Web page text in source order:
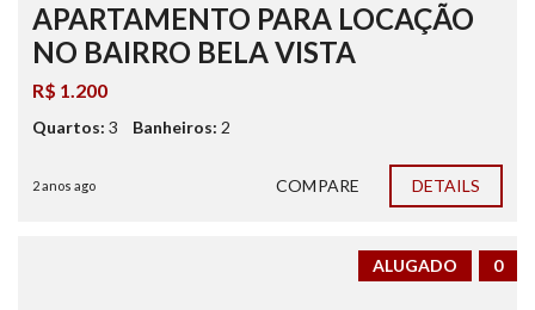
APARTAMENTO PARA LOCAÇÃO
NO BAIRRO BELA VISTA
R$ 1.200
Quartos: 3 Banheiros: 2
2 anos ago COMPARE DETAILS
0
ALUGADO